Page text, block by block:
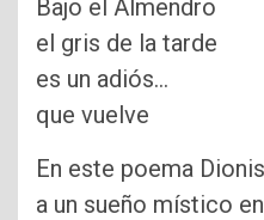
Bajo el Almendro
el gris de la tarde
es un adiós…
que vuelve
En este poema
a un sueño místico